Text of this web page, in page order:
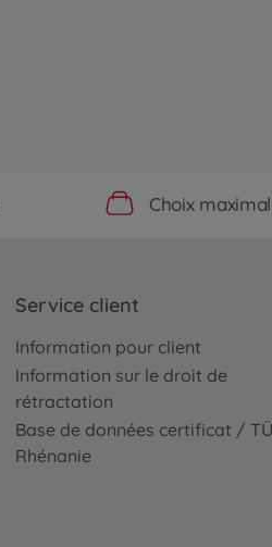
Choix maximal
Service client
Information pour client
Information sur le droit de
rétractation
Base de données certificat /
Rhénanie